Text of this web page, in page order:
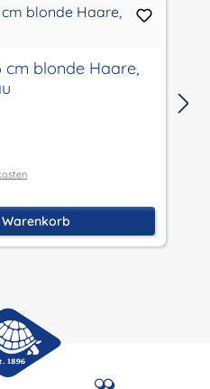
cm blonde Haare,
Warenkorb